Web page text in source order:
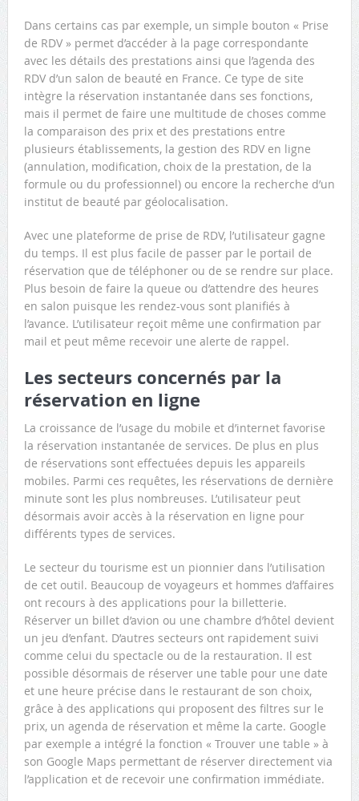
Dans certains cas par exemple, un simple bouton « Prise
de RDV » permet d’accéder à la page correspondante
avec les détails des prestations ainsi que l’agenda des
RDV d’un salon de beauté en France. Ce type de site
intègre la réservation instantanée dans ses fonctions,
mais il permet de faire une multitude de choses comme
la comparaison des prix et des prestations entre
plusieurs établissements, la gestion des RDV en ligne
(annulation, modification, choix de la prestation, de la
formule ou du professionnel) ou encore la recherche d’un
institut de beauté par géolocalisation.
Avec une plateforme de prise de RDV, l’utilisateur gagne
du temps. Il est plus facile de passer par le portail de
réservation que de téléphoner ou de se rendre sur place.
Plus besoin de faire la queue ou d’attendre des heures
en salon puisque les rendez-vous sont planifiés à
l’avance. L’utilisateur reçoit même une confirmation par
mail et peut même recevoir une alerte de rappel.
Les secteurs concernés par la
réservation en ligne
La croissance de l’usage du mobile et d’internet favorise
la réservation instantanée de services. De plus en plus
de réservations sont effectuées depuis les appareils
mobiles. Parmi ces requêtes, les réservations de dernière
minute sont les plus nombreuses. L’utilisateur peut
désormais avoir accès à la réservation en ligne pour
différents types de services.
Le secteur du tourisme est un pionnier dans l’utilisation
de cet outil. Beaucoup de voyageurs et hommes d’affaires
ont recours à des applications pour la billetterie.
Réserver un billet d’avion ou une chambre d’hôtel devient
un jeu d’enfant. D’autres secteurs ont rapidement suivi
comme celui du spectacle ou de la restauration. Il est
possible désormais de réserver une table pour une date
et une heure précise dans le restaurant de son choix,
grâce à des applications qui proposent des filtres sur le
prix, un agenda de réservation et même la carte. Google
par exemple a intégré la fonction « Trouver une table » à
son Google Maps permettant de réserver directement via
l’application et de recevoir une confirmation immédiate.